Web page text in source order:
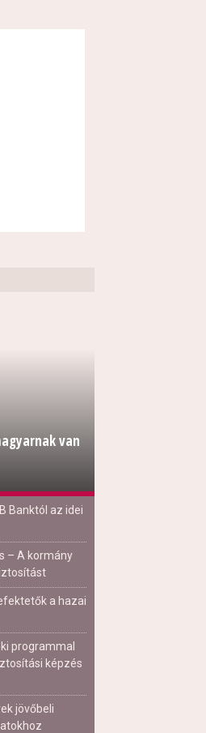
van
Banktól az idei
– A kormány
a hazai
programmal
képzés
jövőbeli